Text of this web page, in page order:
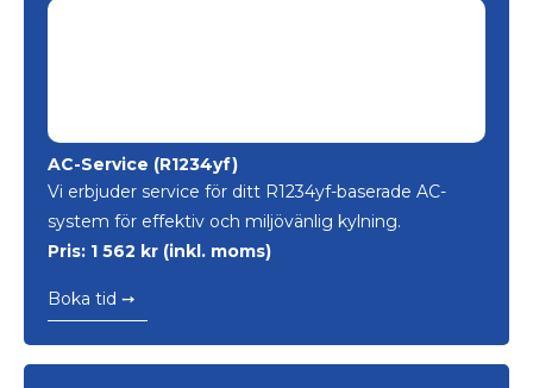
AC-Service (R1234yf)
Vi erbjuder service för ditt R1234yf-baserade AC-
system för effektiv och miljövänlig kylning.
Pris: 1 562 kr (inkl. moms)
Boka tid ➙